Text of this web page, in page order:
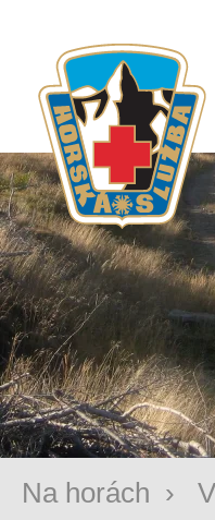
Na horách ›